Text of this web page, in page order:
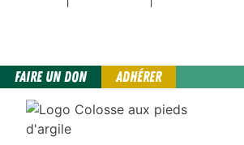
FAIRE UN DON ADHÉRER